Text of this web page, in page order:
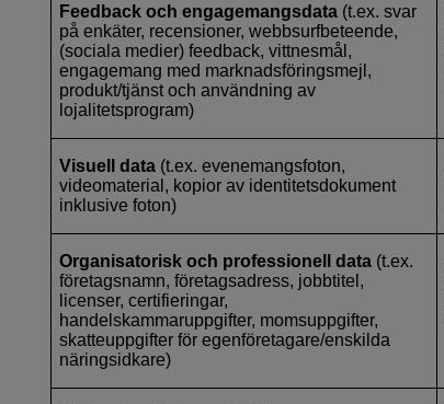
Feedback och engagemangsdata (t.ex. svar
på enkäter, recensioner, webbsurfbeteende,
(sociala medier) feedback, vittnesmål,
engagemang med marknadsföringsmejl,
produkt/tjänst och användning av
lojalitetsprogram)
Visuell data (t.ex. evenemangsfoton,
videomaterial, kopior av identitetsdokument
inklusive foton)
Organisatorisk och professionell data (t.ex.
företagsnamn, företagsadress, jobbtitel,
licenser, certifieringar,
handelskammaruppgifter, momsuppgifter,
skatteuppgifter för egenföretagare/enskilda
näringsidkare)